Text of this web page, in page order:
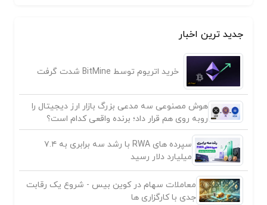
جدید ترین اخبار
خرید اتریوم توسط BitMine شدت گرفت
هوش مصنوعی سه مدعی بزرگ بازار ارز دیجیتال را
روبه روی هم قرار داد؛ برنده واقعی کدام است؟
سپرده های RWA با رشد سه برابری به ۷.۴
میلیارد دلار رسید
معاملات سهام در کوین بیس - شروع یک رقابت
جدی با کارگزاری ها